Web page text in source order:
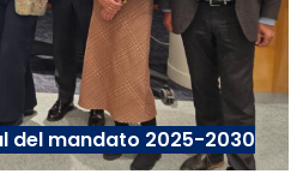
del mandato 2025-2030